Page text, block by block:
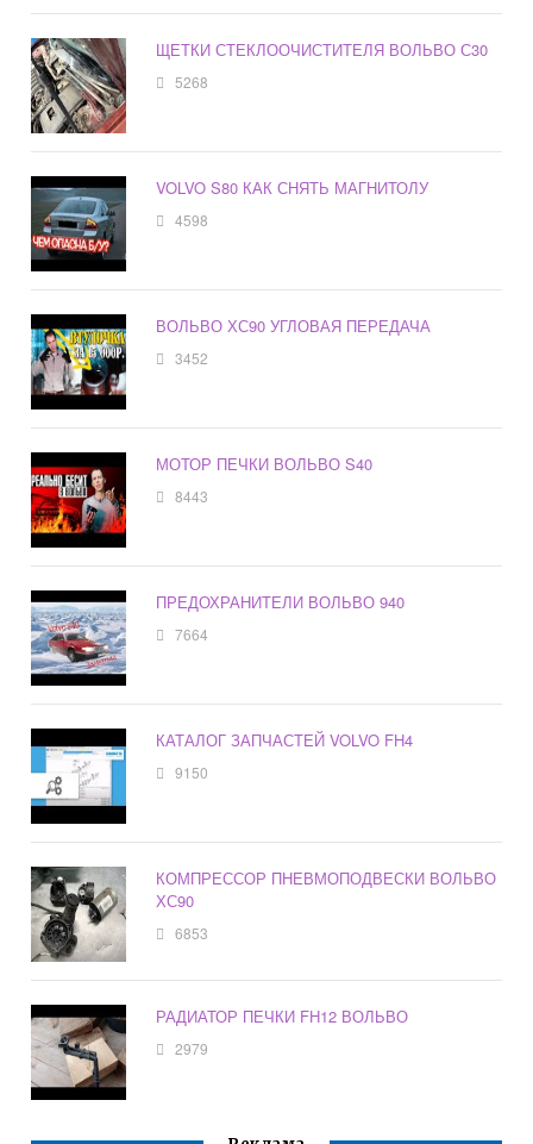
ЩЕТКИ СТЕКЛООЧИСТИТЕЛЯ ВОЛЬВО С30
5268
VOLVO S80 КАК СНЯТЬ МАГНИТОЛУ
4598
ВОЛЬВО ХС90 УГЛОВАЯ ПЕРЕДАЧА
3452
МОТОР ПЕЧКИ ВОЛЬВО S40
8443
ПРЕДОХРАНИТЕЛИ ВОЛЬВО 940
7664
КАТАЛОГ ЗАПЧАСТЕЙ VOLVO FH4
9150
КОМПРЕССОР ПНЕВМОПОДВЕСКИ ВОЛЬВО
ХС90
6853
РАДИАТОР ПЕЧКИ FH12 ВОЛЬВО
2979